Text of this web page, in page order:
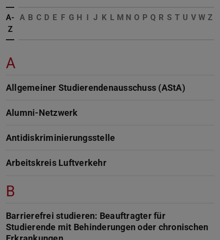
A-
Z
A B C D E F G H I J K L M N O P Q R S T U V W Z
A
Allgemeiner Studierendenausschuss (AStA)
Alumni-Netzwerk
Antidiskriminierungsstelle
Arbeitskreis Luftverkehr
B
Barrierefrei studieren: Beauftragter für
Studierende mit Behinderungen oder chronischen